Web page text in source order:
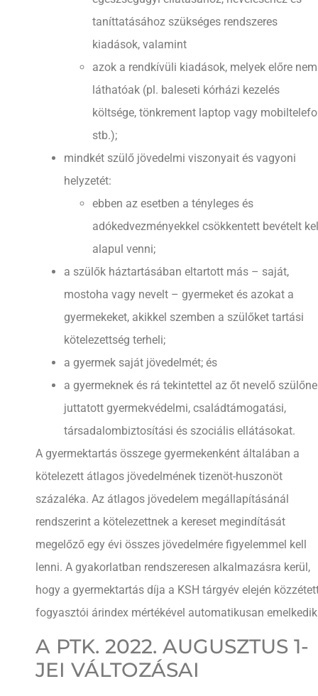
taníttatásához szükséges rendszeres
kiadások, valamint
azok a rendkívüli kiadások, melyek előre nem
láthatóak (pl. baleseti kórházi kezelés
költsége, tönkrement laptop vagy
stb.);
mindkét szülő jövedelmi viszonyait és vagyoni
helyzetét:
ebben az esetben a tényleges és
adókedvezményekkel csökkentett bevételt
alapul venni;
a szülők háztartásában eltartott más – saját,
mostoha vagy nevelt – gyermeket és azokat a
gyermekeket, akikkel szemben a szülőket tartási
kötelezettség terheli;
a gyermek saját jövedelmét; és
a gyermeknek és rá tekintettel az őt nevelő
juttatott gyermekvédelmi, családtámogatási,
társadalombiztosítási és szociális ellátásokat.
A gyermektartás összege gyermekenként általában a
kötelezett átlagos jövedelmének tizenöt-huszonöt
százaléka. Az átlagos jövedelem megállapításánál
rendszerint a kötelezettnek a kereset megindítását
megelőző egy évi összes jövedelmére figyelemmel kell
lenni. A gyakorlatban rendszeresen alkalmazásra kerül,
hogy a gyermektartás díja a KSH tárgyév elején
fogyasztói árindex mértékével automatikusan
A PTK. 2022. AUGUSZTUS 1-
JEI VÁLTOZÁSAI